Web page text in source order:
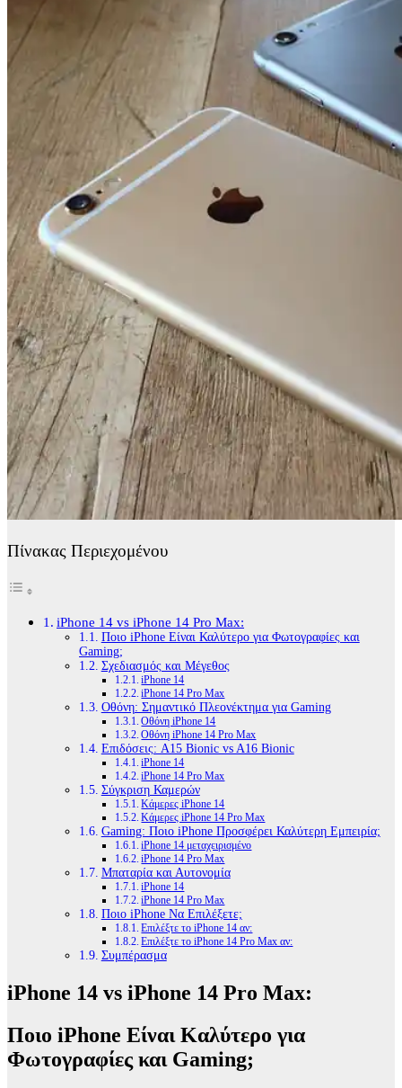
Πίνακας Περιεχομένου
iPhone 14 vs iPhone 14 Pro Max:
Ποιο iPhone Είναι Καλύτερο για Φωτογραφίες και
Gaming;
Σχεδιασμός και Μέγεθος
iPhone 14
iPhone 14 Pro Max
Οθόνη: Σημαντικό Πλεονέκτημα για Gaming
Οθόνη iPhone 14
Οθόνη iPhone 14 Pro Max
Επιδόσεις: A15 Bionic vs A16 Bionic
iPhone 14
iPhone 14 Pro Max
Σύγκριση Καμερών
Κάμερες iPhone 14
Κάμερες iPhone 14 Pro Max
Gaming: Ποιο iPhone Προσφέρει Καλύτερη Εμπειρία;
iPhone 14 μεταχειρισμένο
iPhone 14 Pro Max
Μπαταρία και Αυτονομία
iPhone 14
iPhone 14 Pro Max
Ποιο iPhone Να Επιλέξετε;
Επιλέξτε το iPhone 14 αν:
Επιλέξτε το iPhone 14 Pro Max αν:
Συμπέρασμα
iPhone 14 vs iPhone 14 Pro Max:
Ποιο iPhone Είναι Καλύτερο για
Φωτογραφίες και Gaming;